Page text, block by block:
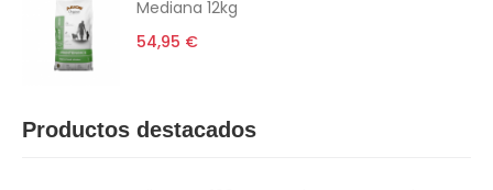
Mediana 12kg
54,95 €
Productos destacados